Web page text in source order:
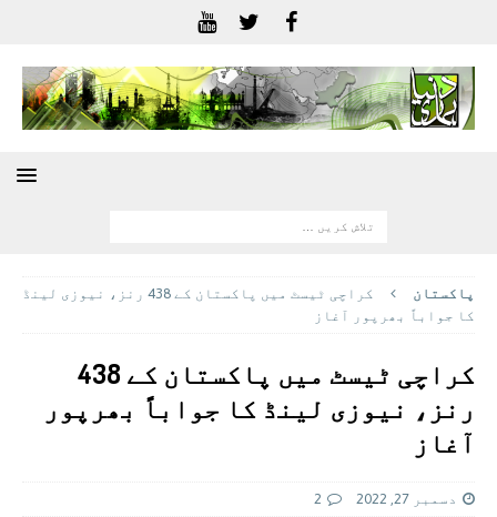
پاکستان
کراچی ٹیسٹ میں پاکستان کے 438 رنز، نیوزی لینڈ
کا جواباً بھرپور آغاز
کراچی ٹیسٹ میں پاکستان کے 438
رنز، نیوزی لینڈ کا جواباً بھرپور
آغاز
دسمبر 27, 2022 2